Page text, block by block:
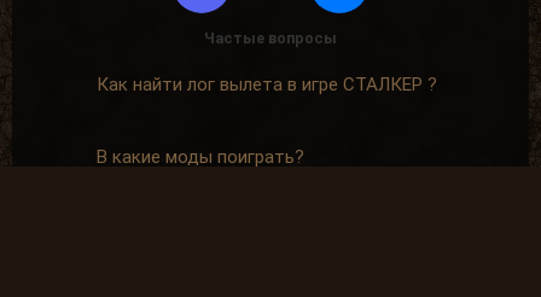
Частые вопросы
Как найти лог вылета в игре СТАЛКЕР ?
В какие моды поиграть?